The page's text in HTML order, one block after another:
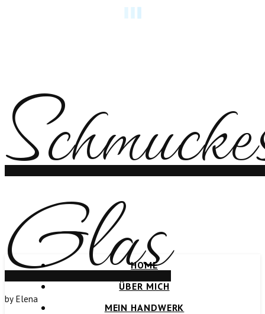
Glas
by Elena
HOME
ÜBER MICH
MEIN HANDWERK